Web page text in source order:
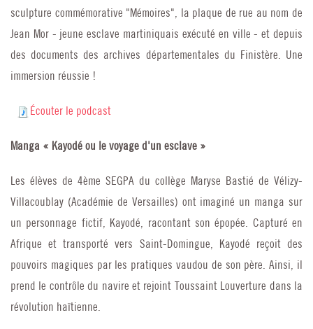
sculpture commémorative "Mémoires", la plaque de rue au nom de
Jean Mor - jeune esclave martiniquais exécuté en ville - et depuis
des documents des archives départementales du Finistère. Une
immersion réussie !
Écouter le podcast
Manga « Kayodé ou le voyage d'un esclave »
Les élèves de 4ème SEGPA du collège Maryse Bastié de Vélizy-
Villacoublay (Académie de Versailles) ont imaginé un manga sur
un personnage fictif, Kayodé, racontant son épopée. Capturé en
Afrique et transporté vers Saint-Domingue, Kayodé reçoit des
pouvoirs magiques par les pratiques vaudou de son père. Ainsi, il
prend le contrôle du navire et rejoint Toussaint Louverture dans la
révolution haïtienne.